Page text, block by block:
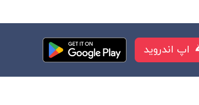
اپ اندروید